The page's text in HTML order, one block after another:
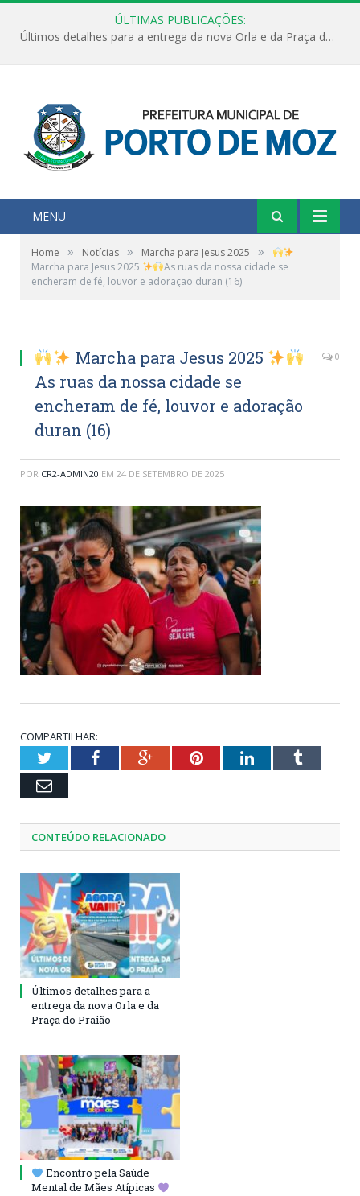
ÚLTIMAS PUBLICAÇÕES:
Últimos detalhes para a entrega da nova Orla e da Praça do Praião
MENU
Home » Notícias » Marcha para Jesus 2025 »
Marcha para Jesus 2025
As ruas da nossa cidade se
encheram de fé, louvor e adoração duran (16)
Marcha para Jesus 2025
As ruas da nossa cidade se
encheram de fé, louvor e adoração
duran (16)
0
POR CR2-ADMIN20 EM 24 DE SETEMBRO DE 2025
COMPARTILHAR:
TwitterFacebookGoogle+PinterestLinkedInTumblr
Email
CONTEÚDO RELACIONADO
Últimos detalhes para a
entrega da nova Orla e da
Praça do Praião
Encontro pela Saúde
Mental de Mães Atípicas